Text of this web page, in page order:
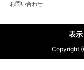
お問い合わせ
表示
Copyright